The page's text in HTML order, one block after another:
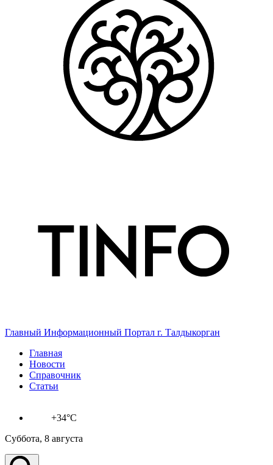
Главный Информационный Портал г. Талдыкорган
Главная
Новости
Справочник
Статьи
+34°C
Суббота, 8 августа